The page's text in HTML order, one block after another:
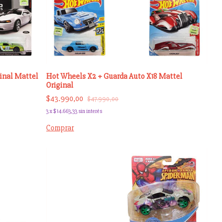
Mattel
Hot Wheels X2 + Guarda Auto X18 Mattel
Original
$43.990,00 $47.990,00
3x$14.663,33 sin interés
Comprar